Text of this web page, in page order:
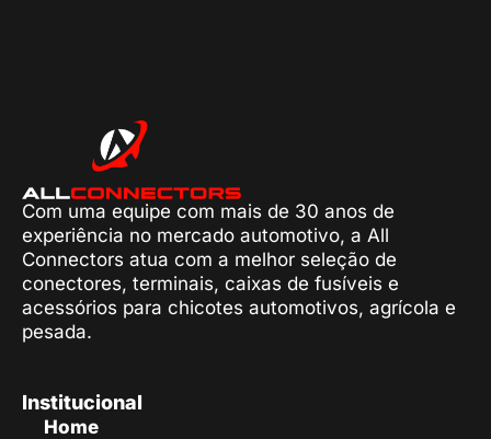
Com uma equipe com mais de 30 anos de
experiência no mercado automotivo, a All
Connectors atua com a melhor seleção de
conectores, terminais, caixas de fusíveis e
acessórios para chicotes automotivos, agrícola e
pesada.
Institucional
Home